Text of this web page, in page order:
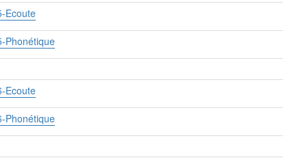
Ecoute
Phonétique
Ecoute
Phonétique